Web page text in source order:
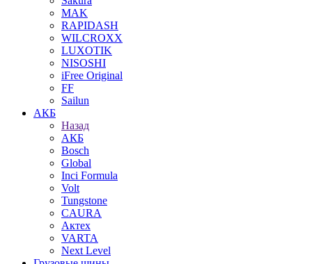
MAK
RAPIDASH
WILCROXX
LUXOTIK
NISOSHI
iFree Original
FF
Sailun
АКБ
Назад
АКБ
Bosch
Global
Inci Formula
Volt
Tungstone
CAURA
Актех
VARTA
Next Level